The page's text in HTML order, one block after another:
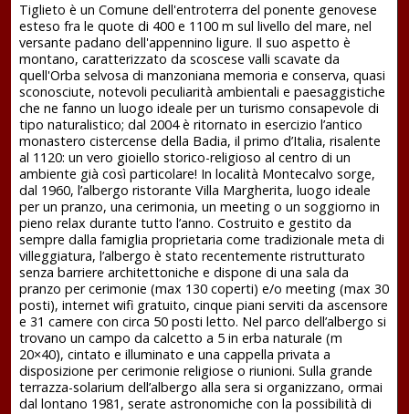
Tiglieto è un Comune dell'entroterra del ponente genovese
esteso fra le quote di 400 e 1100 m sul livello del mare, nel
versante padano dell'appennino ligure. Il suo aspetto è
montano, caratterizzato da scoscese valli scavate da
quell'Orba selvosa di manzoniana memoria e conserva, quasi
sconosciute, notevoli peculiarità ambientali e paesaggistiche
che ne fanno un luogo ideale per un turismo consapevole di
tipo naturalistico; dal 2004 è ritornato in esercizio l’antico
monastero cistercense della Badia, il primo d’Italia, risalente
al 1120: un vero gioiello storico-religioso al centro di un
ambiente già così particolare! In località Montecalvo sorge,
dal 1960, l’albergo ristorante Villa Margherita, luogo ideale
per un pranzo, una cerimonia, un meeting o un soggiorno in
pieno relax durante tutto l’anno. Costruito e gestito da
sempre dalla famiglia proprietaria come tradizionale meta di
villeggiatura, l’albergo è stato recentemente ristrutturato
senza barriere architettoniche e dispone di una sala da
pranzo per cerimonie (max 130 coperti) e/o meeting (max 30
posti), internet wifi gratuito, cinque piani serviti da ascensore
e 31 camere con circa 50 posti letto. Nel parco dell’albergo si
trovano un campo da calcetto a 5 in erba naturale (m
20×40), cintato e illuminato e una cappella privata a
disposizione per cerimonie religiose o riunioni. Sulla grande
terrazza-solarium dell’albergo alla sera si organizzano, ormai
dal lontano 1981, serate astronomiche con la possibilità di